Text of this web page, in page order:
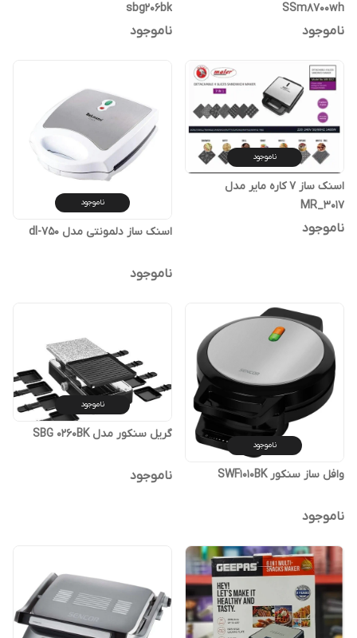
SSm8700wh
ناموجود
sbg206bk
ناموجود
ناموجود
اسنک ساز ۷ کاره مایر مدل
MR_۳۰۱۷
ناموجود
ناموجود
اسنک ساز دلمونتی مدل dl-750
ناموجود
ناموجود
وافل ساز سنکور SWF1010BK
ناموجود
ناموجود
گریل سنکور مدل SBG 0260BK
ناموجود